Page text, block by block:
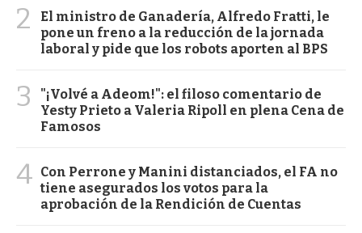
2
El ministro de Ganadería, Alfredo Fratti, le
pone un freno a la reducción de la jornada
laboral y pide que los robots aporten al BPS
3
"¡Volvé a Adeom!": el filoso comentario de
Yesty Prieto a Valeria Ripoll en plena Cena de
Famosos
4 Con Perrone y Manini distanciados, el FA no
tiene asegurados los votos para la
aprobación de la Rendición de Cuentas